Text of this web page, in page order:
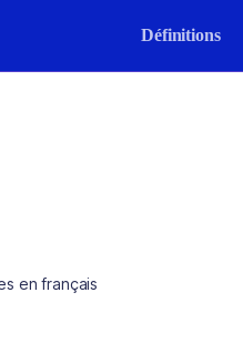
Définitions
en français